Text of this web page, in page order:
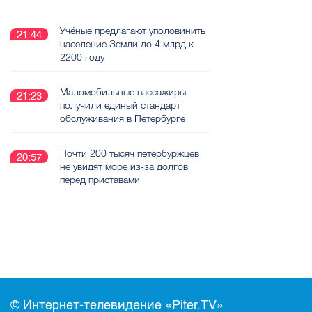
21:44
Учёные предлагают уполовинить
население Земли до 4 млрд к
2200 году
21:23
Маломобильные пассажиры
получили единый стандарт
обслуживания в Петербурге
20:57
Почти 200 тысяч петербуржцев
не увидят море из-за долгов
перед приставами
© Интернет-телевидение «Piter.TV»